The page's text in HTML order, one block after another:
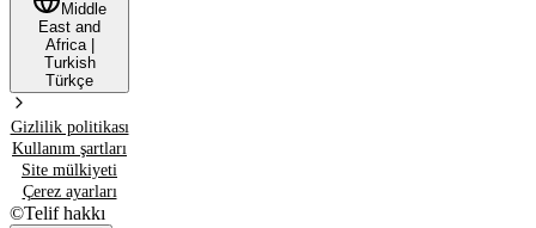
Middle
East and
Africa|
Turkish
Türkçe
Gizlilik politikası
Kullanım şartları
Site mülkiyeti
Çerez ayarları
©Telif hakkı